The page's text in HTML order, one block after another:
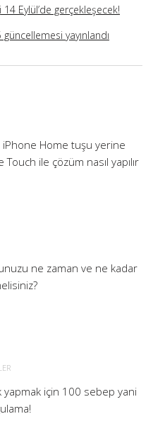
14 Eylül’de gerçekleşecek!
yayınlandı
Home tuşu yerine
Touch ile çözüm nasıl yapılır
ne zaman ve ne kadar
yapmak için 100 sebep yani